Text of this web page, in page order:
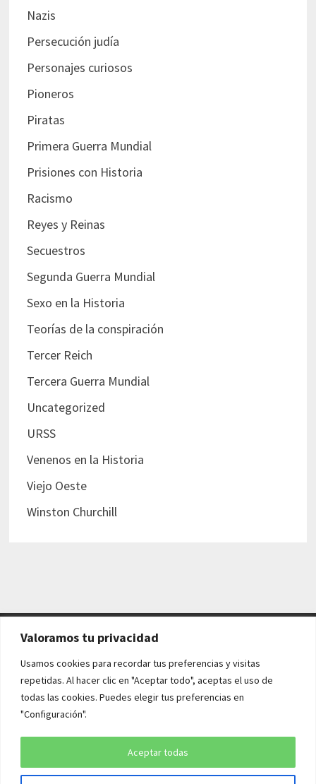
Valoramos tu privacidad
Usamos cookies para recordar tus preferencias y visitas
repetidas. Al hacer clic en "Aceptar todo", aceptas el uso de
todas las cookies. Puedes elegir tus preferencias en
"Configuración".
Aceptar todas
Nazis
Persecución judía
Personajes curiosos
Pioneros
Piratas
Primera Guerra Mundial
Prisiones con Historia
Racismo
Reyes y Reinas
Secuestros
Segunda Guerra Mundial
Sexo en la Historia
Teorías de la conspiración
Tercer Reich
Tercera Guerra Mundial
Uncategorized
URSS
Venenos en la Historia
Viejo Oeste
Winston Churchill
AVISO LEGAL Y POLÍTICAS
Aviso legal
Política de cookies